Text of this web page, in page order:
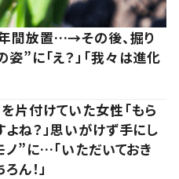
間放置…→その後、掘り
”に「え？」「我々は進化
片付けていた女性「もら
よね？」思いがけず手にし
ノ”に…「いただいておき
ん！」